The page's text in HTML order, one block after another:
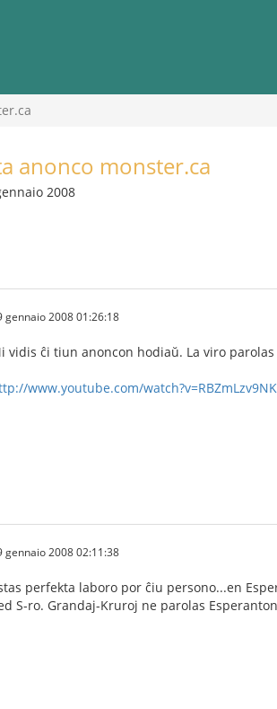
anonco monster.ca
2008
gennaio 2008 01:26:18
vidis ĉi tiun anoncon hodiaŭ. La viro
www.youtube.com/
gennaio 2008 02:11:38
perfekta laboro por ĉiu persono...en
S-ro. Grandaj-Kruroj ne parolas